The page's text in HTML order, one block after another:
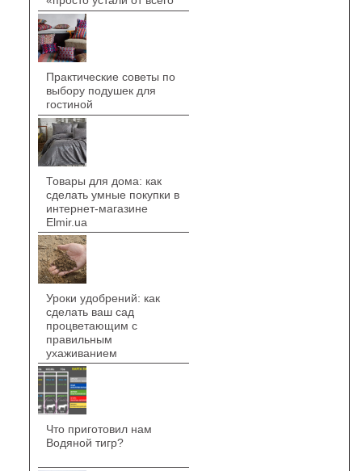
Практические советы по
выбору подушек для
гостиной
Товары для дома: как
сделать умные покупки в
интернет-магазине
Elmir.ua
Уроки удобрений: как
сделать ваш сад
процветающим с
правильным
ухаживанием
Что приготовил нам
Водяной тигр?